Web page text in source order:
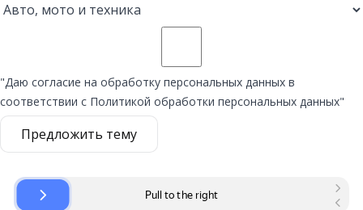
"Даю согласие на обработку персональных данных в
соответствии с Политикой обработки персональных данных"
Предложить тему